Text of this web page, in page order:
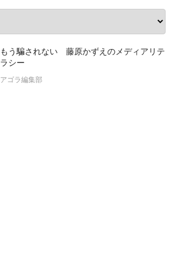
もう騙されない 藤原かずえのメディアリテ
ラシー
アゴラ編集部